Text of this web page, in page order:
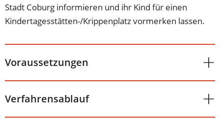
einem
neuen
Stadt Coburg informieren und ihr Kind für einen
Kindertagesstätten-/Krippenplatz vormerken lassen.
Voraussetzungen
Verfahrensablauf